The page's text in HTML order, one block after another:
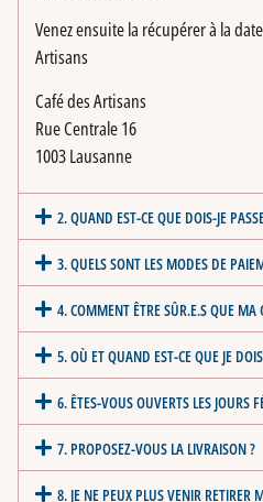
Venez ensuite la récupérer à la
Artisans
Café des Artisans
Rue Centrale 16
1003 Lausanne
2. QUAND EST-CE QUE DOIS-JE
3. QUELS SONT LES MODES DE
4. COMMENT ÊTRE SÛR.E.S QUE
5. OÙ ET QUAND EST-CE QUE JE
6. ÊTES-VOUS OUVERTS LES JOURS
7. PROPOSEZ-VOUS LA LIVRAISON ?
8. JE NE PEUX PLUS VENIR